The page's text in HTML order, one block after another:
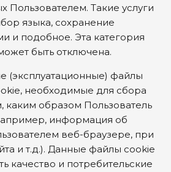
Пользователем. Такие услуги
языка, сохранение
и подобное. Эта категория
быть отключена.
(эксплуатационные) файлы
необходимые для сбора
образом Пользователь
информация об
веб-браузере, при
и т.д.). Данные файлы cookie
качество и потребительские